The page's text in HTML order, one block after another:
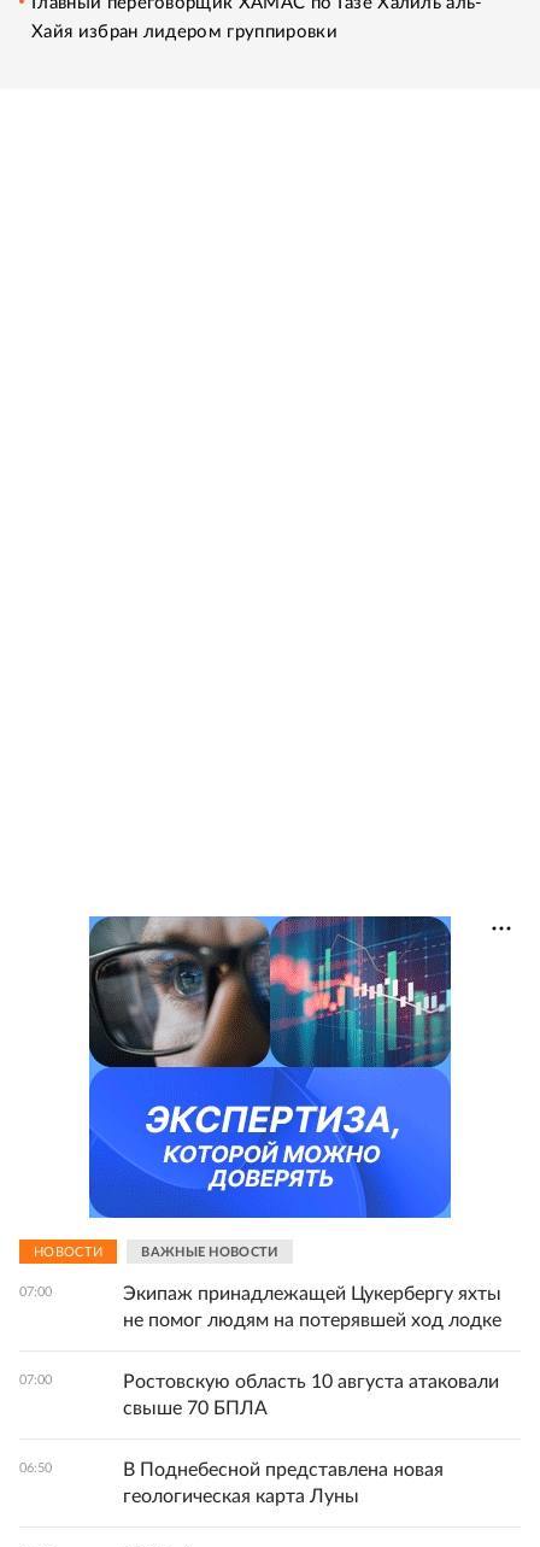
Хайя избран лидером группировки
НОВОСТИ ВАЖНЫЕ НОВОСТИ
07:00
Экипаж принадлежащей Цукербергу яхты
не помог людям на потерявшей ход лодке
07:00
Ростовскую область 10 августа атаковали
свыше 70 БПЛА
06:50
В Поднебесной представлена новая
геологическая карта Луны